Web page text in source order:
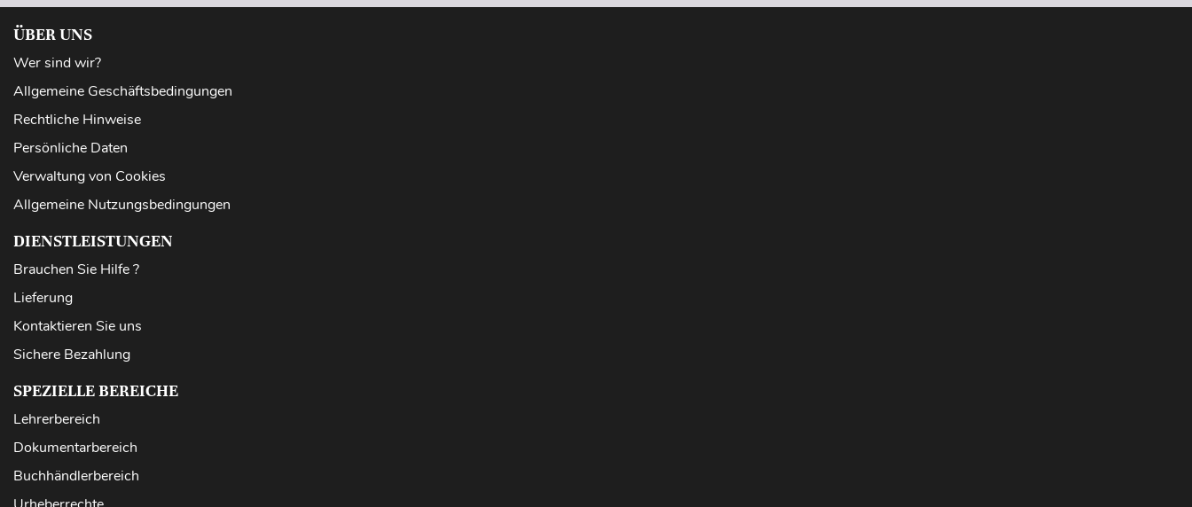
ÜBER UNS
Wer sind wir?
Allgemeine Geschäftsbedingungen
Rechtliche Hinweise
Persönliche Daten
Verwaltung von Cookies
Allgemeine Nutzungsbedingungen
DIENSTLEISTUNGEN
Brauchen Sie Hilfe ?
Lieferung
Kontaktieren Sie uns
Sichere Bezahlung
SPEZIELLE BEREICHE
Lehrerbereich
Dokumentarbereich
Buchhändlerbereich